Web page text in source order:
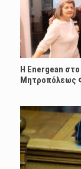
H Energean
Μητροπόλεως